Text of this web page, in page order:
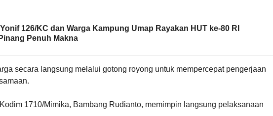
126/KC dan Warga Kampung Umap Rayakan HUT ke-80 RI
Penuh Makna
secara langsung melalui gotong royong untuk mempercepat pengerjaan
1710/Mimika, Bambang Rudianto, memimpin langsung pelaksanaan